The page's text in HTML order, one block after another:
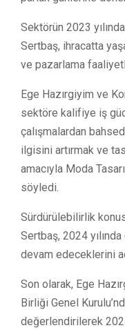
Sektörün 2023
Sertbaş, ihracatta
ve pazarlama
Ege Hazırgiyim ve
sektöre kalifiye iş
çalışmalardan
ilgisini artırmak ve
amacıyla Moda
söyledi.
Sürdürülebilirlik
Sertbaş, 2024
devam edeceklerini
Son olarak, Ege
Birliği Genel
değerlendirilerek